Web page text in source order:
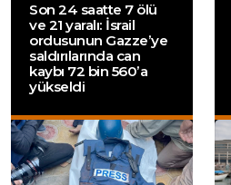
Son 24 saatte 7 ölü
ve 21 yaralı: İsrail
ordusunun Gazze’ye
saldırılarında can
kaybı 72 bin 560’a
yükseldi